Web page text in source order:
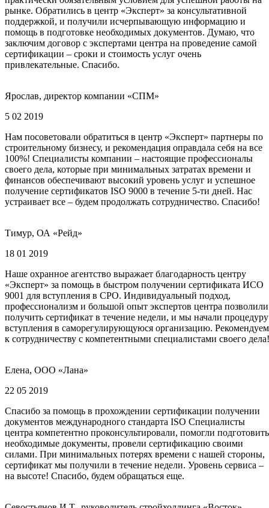
рынке. Обратились в центр «Эксперт» за консультативной
поддержкой, и получили исчерпывающую информацию и
помощь в подготовке необходимых документов. Думаю, что
заключим договор с экспертами центра на проведение самой
сертификации – сроки и стоимость услуг очень
привлекательные. Спасибо.
Ярослав, директор компании «СПМ»
5 02 2019
Нам посоветовали обратиться в центр «Эксперт» партнеры по
строительному бизнесу, и рекомендация оправдала себя на все
100%! Специалисты компании – настоящие профессионалы
своего дела, которые при минимальных затратах времени и
финансов обеспечивают высокий уровень услуг и успешное
получение сертификатов ISO 9000 в течение 5-ти дней. Нас
устраивает все – будем продолжать сотрудничество. Спасибо!
Тимур, ОА «Рейд»
18 01 2019
Наше охранное агентство выражает благодарность центру
«Эксперт» за помощь в быстром получении сертификата ИСО
9001 для вступления в СРО. Индивидуальный подход,
профессионализм и большой опыт экспертов центра позволили
получить сертификат в течение недели, и мы начали процедуру
вступления в саморегулирующуюся организацию. Рекомендуем
к сотрудничеству с компетентными специалистами своего дела!
Елена, ООО «Лана»
22 05 2019
Спасибо за помощь в прохождении сертификации получении
документов международного стандарта ISO Специалисты
центра компетентно проконсультировали, помогли подготовить
необходимые документы, провели сертификацию своими
силами. При минимальных потерях времени с нашей стороны,
сертификат мы получили в течение недели. Уровень сервиса –
на высоте! Спасибо, будем обращаться еще.